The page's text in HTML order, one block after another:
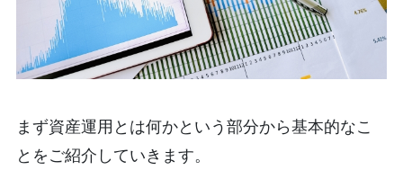
まず資産運用とは何かという部分から基本的なこ
とをご紹介していきます。